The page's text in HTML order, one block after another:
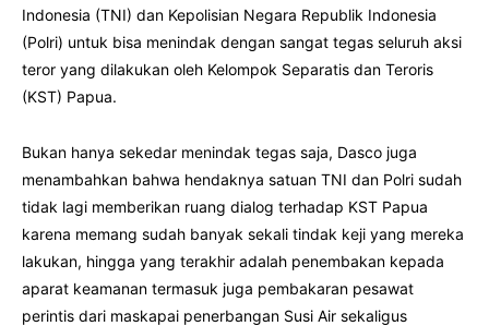
Indonesia (TNI) dan Kepolisian Negara Republik Indonesia
(Polri) untuk bisa menindak dengan sangat tegas seluruh aksi
teror yang dilakukan oleh Kelompok Separatis dan Teroris
(KST) Papua.
Bukan hanya sekedar menindak tegas saja, Dasco juga
menambahkan bahwa hendaknya satuan TNI dan Polri sudah
tidak lagi memberikan ruang dialog terhadap KST Papua
karena memang sudah banyak sekali tindak keji yang mereka
lakukan, hingga yang terakhir adalah penembakan kepada
aparat keamanan termasuk juga pembakaran pesawat
perintis dari maskapai penerbangan Susi Air sekaligus